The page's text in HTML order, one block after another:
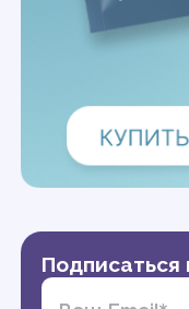
Подписаться